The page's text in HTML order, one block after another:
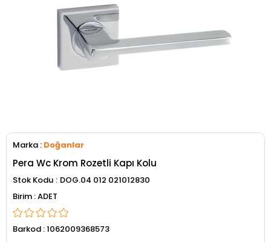
Marka : Doğanlar
Pera Wc Krom Rozetli Kapı Kolu
Stok Kodu
DOG.04 012 021012830
ADET
Barkod :1062009368573